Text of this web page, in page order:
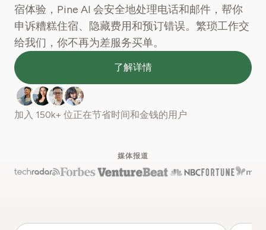
宿体验，Pine AI 会安全地处理电话和邮件，帮你
申诉糟糕住宿、隐藏费用和预订错误。繁琐工作交
给我们，你不再为差服务买单。
了解详情
加入 150k+ 位正在节省时间和金钱的用户
媒体报道